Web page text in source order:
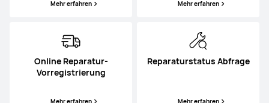
Mehr erfahren Mehr erfahren
Online Reparatur-
Vorregistrierung
Mehr erfahren
Reparaturstatus Abfrage
Mehr erfahren